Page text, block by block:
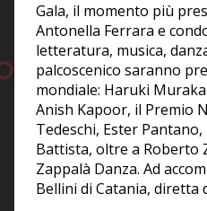
Gala, il momento più
Antonella Ferrara e
letteratura, musica,
palcoscenico saranno
mondiale: Haruki
Anish Kapoor, il Premio
Tedeschi, Ester
Battista, oltre a Roberto
Zappalà Danza. Ad
Bellini di Catania, diretta